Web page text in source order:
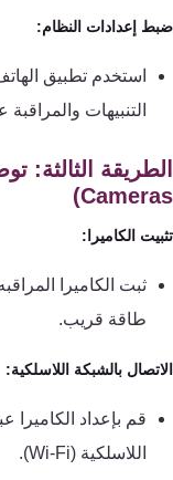
إعدادات النظام:
استخدم تطبيق
التنبيهات والمراقبة
الكاميرا:
ثبت الكاميرا
طاقة قريب.
بالشبكة اللاسلكية:
قم بإعداد الكاميرا
اللاسلكية (Wi-Fi).